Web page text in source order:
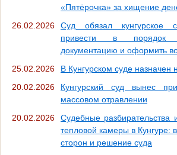
«Пятёрочка» за хищение
26.02.2026
Суд обязал кунгурское
привести в порядок
документацию и оформить
25.02.2026
В Кунгурском суде назначен
20.02.2026
Кунгурский суд вынес
массовом отравлении
20.02.2026
Судебные разбирательства
тепловой камеры в Кунгуре:
сторон и решение суда